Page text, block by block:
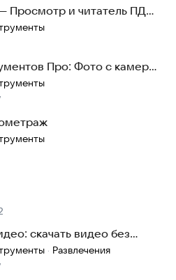
Просмотр и читатель ПДФ
Про: Фото с камеры
скачать видео без
· Развлечения